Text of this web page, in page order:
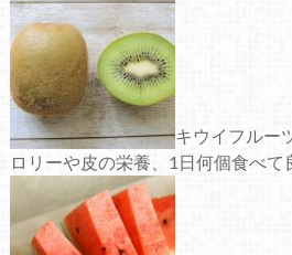
キウイフルー
ロリーや皮の栄養、1日何個食べて